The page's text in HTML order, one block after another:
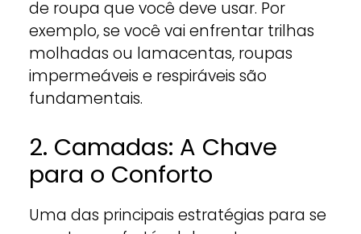
de roupa que você deve usar. Por
exemplo, se você vai enfrentar trilhas
molhadas ou lamacentas, roupas
impermeáveis e respiráveis são
fundamentais.
2. Camadas: A Chave
para o Conforto
Uma das principais estratégias para se